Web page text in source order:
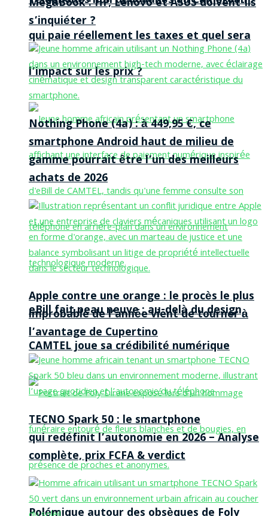
qui paie réellement les taxes et quel sera
l’impact sur les prix ?
eBill fait peau neuve : au-delà du design,
CAMTEL joue sa crédibilité numérique
MegaBook : HP, Lenovo et ASUS doivent-ils
s’inquiéter ?
Nothing Phone (4a) : à 449,95 €, ce
smartphone Android haut de milieu de
gamme pourrait être l’un des meilleurs
achats de 2026
Apple contre une orange : le procès le plus
improbable de l’année vient de tourner à
l’avantage de Cupertino
TECNO Spark 50 : le smartphone
qui redéfinit l’autonomie en 2026 – Analyse
complète, prix FCFA & verdict